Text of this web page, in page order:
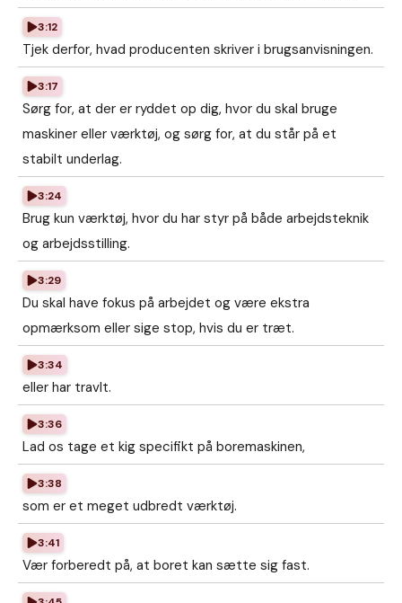
3:12
Tjek derfor, hvad producenten skriver i brugsanvisningen.
3:17
Sørg for, at der er ryddet op dig, hvor du skal bruge
maskiner eller værktøj, og sørg for, at du står på et
stabilt underlag.
3:24
Brug kun værktøj, hvor du har styr på både arbejdsteknik
og arbejdsstilling.
3:29
Du skal have fokus på arbejdet og være ekstra
opmærksom eller sige stop, hvis du er træt.
3:34
eller har travlt.
3:36
Lad os tage et kig specifikt på boremaskinen,
3:38
som er et meget udbredt værktøj.
3:41
Vær forberedt på, at boret kan sætte sig fast.